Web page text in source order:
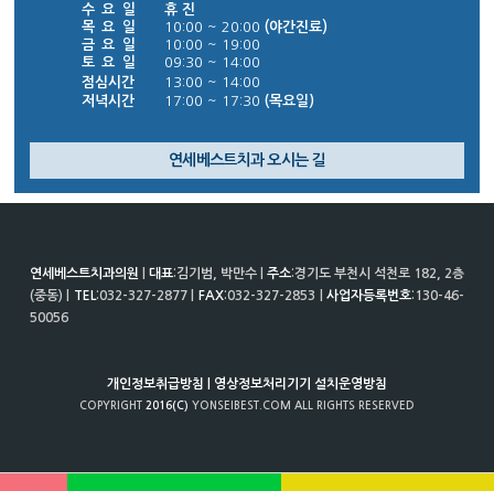
수 요 일
휴 진
목 요 일
10:00 ~ 20:00 (야간진료)
금 요 일
10:00 ~ 19:00
토 요 일
09:30 ~ 14:00
점심시간
13:00 ~ 14:00
저녁시간
17:00 ~ 17:30 (목요일)
연세베스트치과 오시는 길
연세베스트치과의원 대표:김기범, 박만수 |주소:경기도 부천시 석천로 182, 2층
(중동) | TEL:032-327-2877 | FAX:032-327-2853 |사업자등록번호:130-46-
50056
개인정보취급방침 | 영상정보처리기기 설치운영방침
COPYRIGHT 2016(C) YONSEIBEST.COM ALL RIGHTS RESERVED